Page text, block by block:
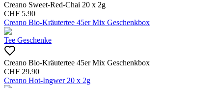
Creano Sweet-Red-Chai 20 x 2g
CHF 5.90
Creano Bio-Kräutertee 45er Mix Geschenkbox
Tee Geschenke
Creano Bio-Kräutertee 45er Mix Geschenkbox
CHF 29.90
Creano Hot-Ingwer 20 x 2g